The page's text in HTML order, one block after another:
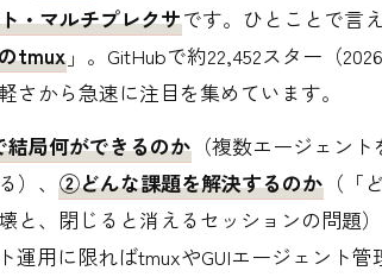
・マルチプレクサです。ひとことで言
tmux 」。GitHubで約22,452スター（
さから急速に注目を集めています。
局何ができるのか （複数エージェン
）、 ②どんな課題を解決するのか （「
と、閉じると消えるセッションの問題）
運用に限ればtmuxやGUIエージェント